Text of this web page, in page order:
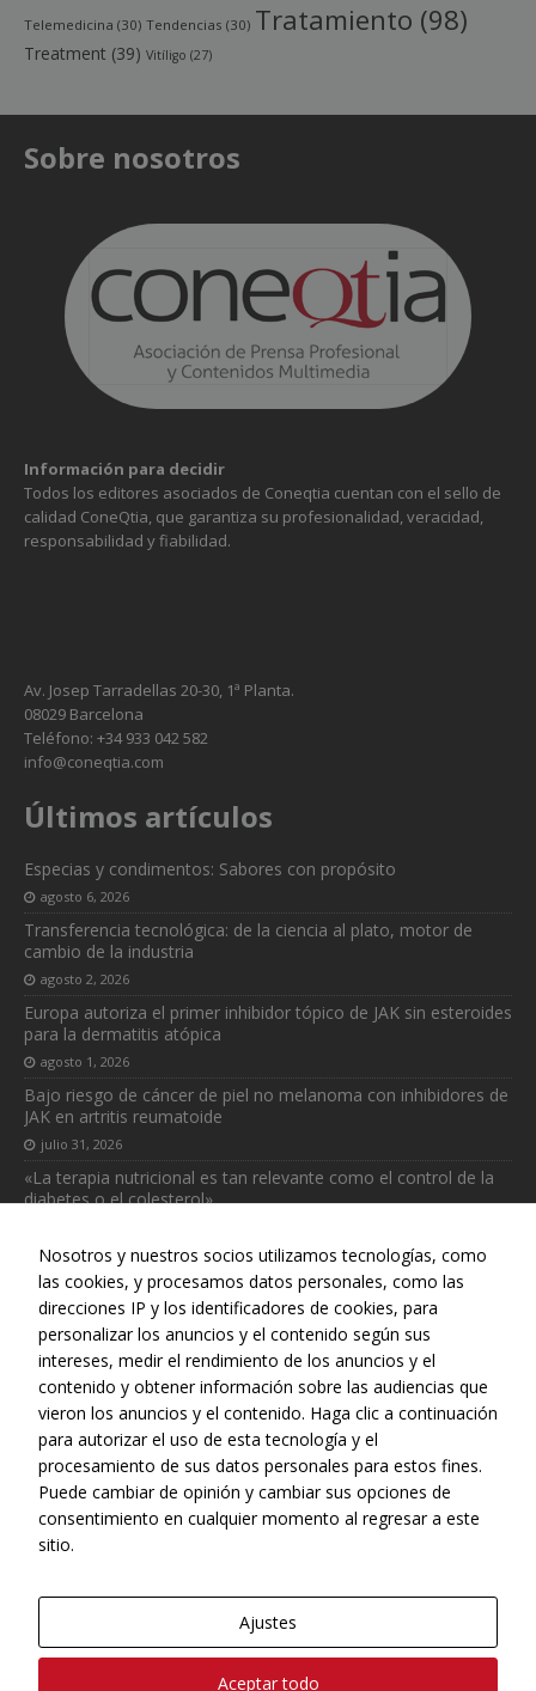
Telemedicina (30) Tendencias (30) Tratamiento (98)
Treatment (39) Vitíligo (27)
Sobre nosotros
Información para decidir
Todos los editores asociados de Coneqtia cuentan con el sello de
calidad ConeQtia, que garantiza su profesionalidad, veracidad,
responsabilidad y fiabilidad.
Av. Josep Tarradellas 20-30, 1ª Planta.
08029 Barcelona
Teléfono: +34 933 042 582
info@coneqtia.com
Últimos artículos
Especias y condimentos: Sabores con propósito
agosto 6, 2026
Transferencia tecnológica: de la ciencia al plato, motor de
cambio de la industria
agosto 2, 2026
Europa autoriza el primer inhibidor tópico de JAK sin esteroides
para la dermatitis atópica
agosto 1, 2026
Bajo riesgo de cáncer de piel no melanoma con inhibidores de
JAK en artritis reumatoide
julio 31, 2026
«La terapia nutricional es tan relevante como el control de la
diabetes o el colesterol»
Web realizada con el patrocinio del Centro Español de Derechos
Reprográficos
Nosotros y nuestros socios utilizamos tecnologías, como
las cookies, y procesamos datos personales, como las
direcciones IP y los identificadores de cookies, para
personalizar los anuncios y el contenido según sus
intereses, medir el rendimiento de los anuncios y el
contenido y obtener información sobre las audiencias que
vieron los anuncios y el contenido. Haga clic a continuación
para autorizar el uso de esta tecnología y el
procesamiento de sus datos personales para estos fines.
Puede cambiar de opinión y cambiar sus opciones de
consentimiento en cualquier momento al regresar a este
sitio.
Ajustes
Aceptar todo